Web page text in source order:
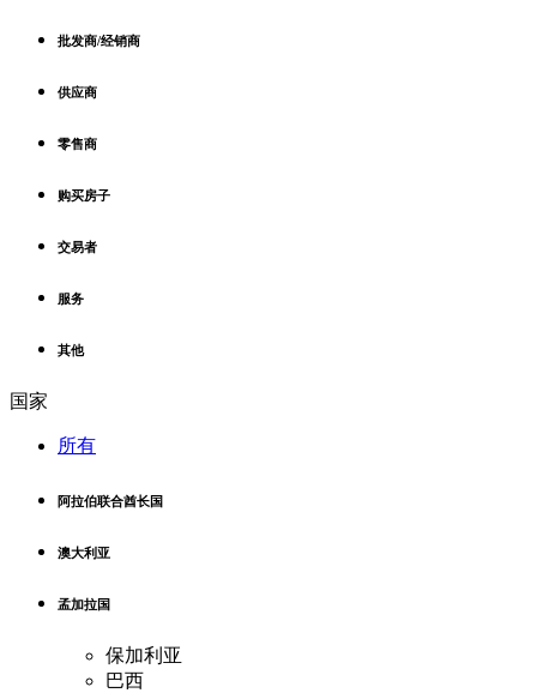
批发商/经销商
供应商
零售商
购买房子
交易者
服务
其他
国家
所有
阿拉伯联合酋长国
澳大利亚
孟加拉国
保加利亚
巴西